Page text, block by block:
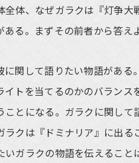
体、なぜガラクは『灯争
る。まずその前者から答えよ
関して語りたい物語があ
イトを当てるのかのバラン
ことになる。ガラクに関し
クは『ドミナリア』に出
ガラクの物語を伝えるこ